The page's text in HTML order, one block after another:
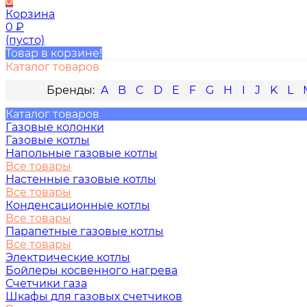
Корзина
0 ₽
(пусто)
Товар в корзине!
Каталог товаров
A
B C D E F G H I J K L
Каталог товаров
Газовые колонки
Газовые котлы
Напольные газовые котлы
Все товары
Настенные газовые котлы
Все товары
Конденсационные котлы
Все товары
Парапетные газовые котлы
Все товары
Электрические котлы
Бойлеры косвенного нагрева
Счетчики газа
Шкафы для газовых счетчиков